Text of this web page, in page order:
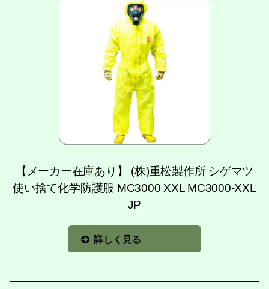
【メーカー在庫あり】 (株)重松製作所 シゲマツ
使い捨て化学防護服 MC3000 XXL MC3000-XXL
JP
詳しく見る